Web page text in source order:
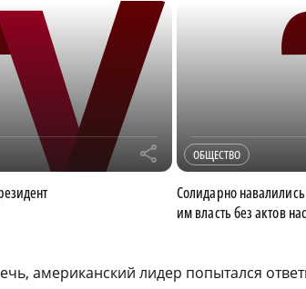
r ОБЩЕСТВО
Солидарно
им власть без актов
американский лидер попытался